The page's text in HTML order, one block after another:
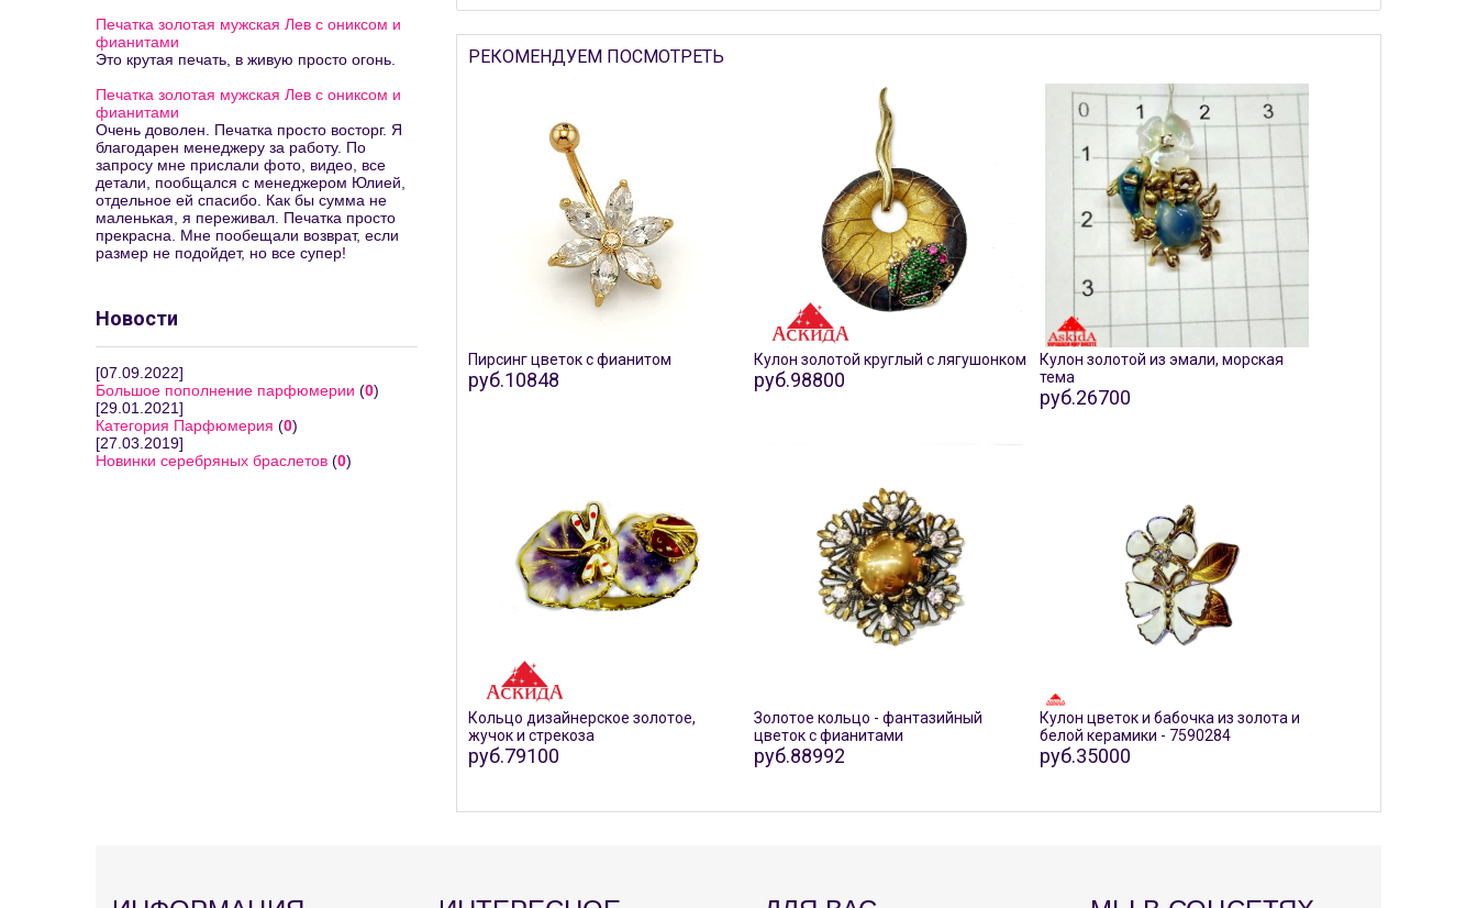
РЕКОМЕНДУЕМ ПОСМОТРЕТЬ
Пирсинг цветок с фианитом
руб.10848
Кулон золотой круглый с лягушонком
руб.98800
Кулон золотой из эмали, морская
тема
руб.26700
Кольцо дизайнерское золотое,
жучок и стрекоза
руб.79100
Золотое кольцо - фантазийный
цветок с фианитами
руб.88992
Кулон цветок и бабочка из золота и
белой керамики - 7590284
руб.35000
Печатка золотая мужская Лев с ониксом и
фианитами
Это крутая печать, в живую просто огонь.
Печатка золотая мужская Лев с ониксом и
фианитами
Очень доволен. Печатка просто восторг. Я
благодарен менеджеру за работу. По
запросу мне прислали фото, видео, все
детали, пообщался с менеджером Юлией,
отдельное ей спасибо. Как бы сумма не
маленькая, я переживал. Печатка просто
прекрасна. Мне пообещали возврат, если
размер не подойдет, но все супер!
Новости
[07.09.2022]
Большое пополнение парфюмерии (0)
[29.01.2021]
Категория Парфюмерия (0)
[27.03.2019]
Новинки серебряных браслетов (0)